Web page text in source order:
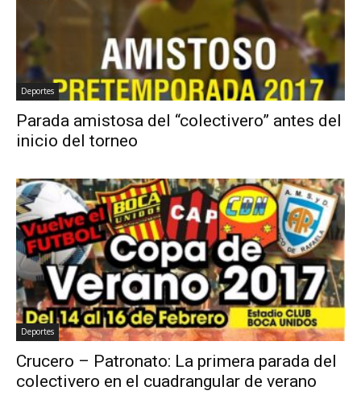
Deportes
Parada amistosa del “colectivero” antes del
inicio del torneo
Deportes
Crucero – Patronato: La primera parada del
colectivero en el cuadrangular de verano